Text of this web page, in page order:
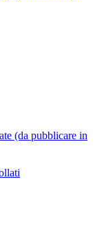
(da pubblicare in